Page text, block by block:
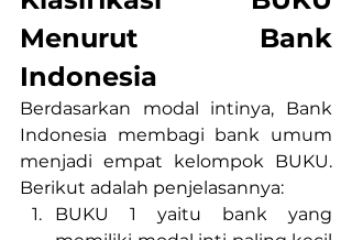
Menurut Bank
Indonesia
Berdasarkan modal intinya, Bank
Indonesia membagi bank umum
menjadi empat kelompok BUKU.
Berikut adalah penjelasannya:
BUKU 1 yaitu bank yang